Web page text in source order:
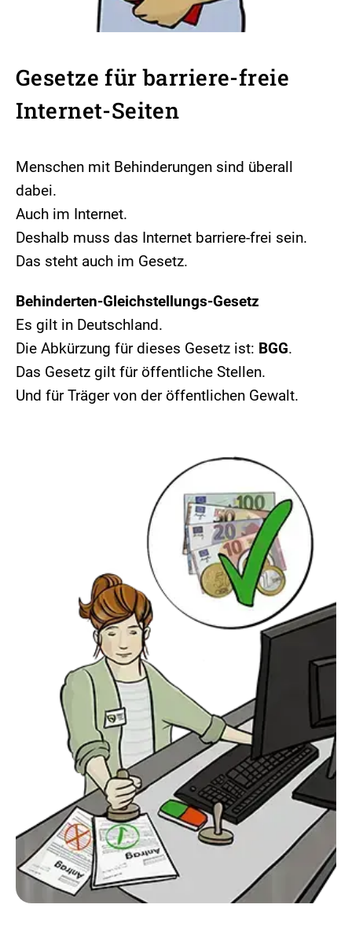
Gesetze für barriere-freie
Internet-Seiten
Menschen mit Behinderungen sind überall
dabei.
Auch im Internet.
Deshalb muss das Internet barriere-frei sein.
Das steht auch im Gesetz.
Behinderten-Gleichstellungs-Gesetz
Es gilt in Deutschland.
Die Abkürzung für dieses Gesetz ist: BGG.
Das Gesetz gilt für öffentliche Stellen.
Und für Träger von der öffentlichen Gewalt.